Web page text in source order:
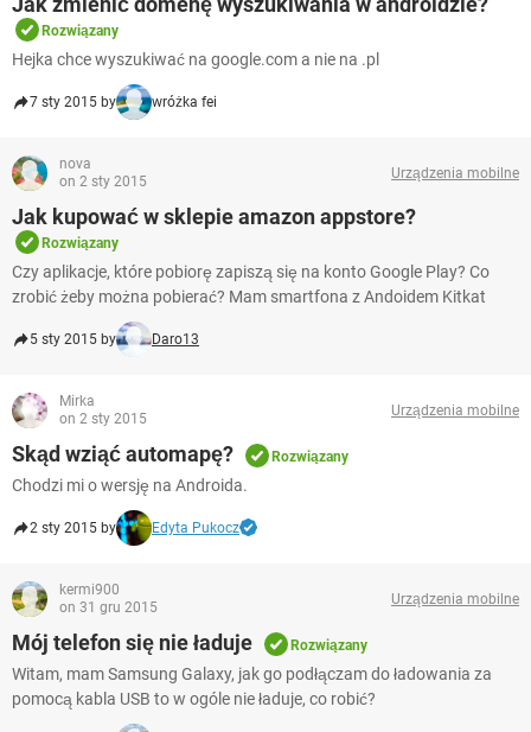
Rozwiązany
Hejka chce wyszukiwać na google.com a nie na .pl
7 sty 2015 by wróżka fei
nova
on 2 sty 2015
Urządzenia mobilne
Jak kupować w sklepie amazon appstore?
Rozwiązany
Czy aplikacje, które pobiorę zapiszą się na konto Google Play? Co
zrobić żeby można pobierać? Mam smartfona z Andoidem Kitkat
5 sty 2015 by Daro13
Mirka
on 2 sty 2015
Urządzenia mobilne
Skąd wziąć automapę? Rozwiązany
Chodzi mi o wersję na Androida.
2 sty 2015 by Edyta Pukocz
kermi900
on 31 gru 2015
Urządzenia mobilne
Mój telefon się nie ładuje Rozwiązany
Witam, mam Samsung Galaxy, jak go podłączam do ładowania za
pomocą kabla USB to w ogóle nie ładuje, co robić?